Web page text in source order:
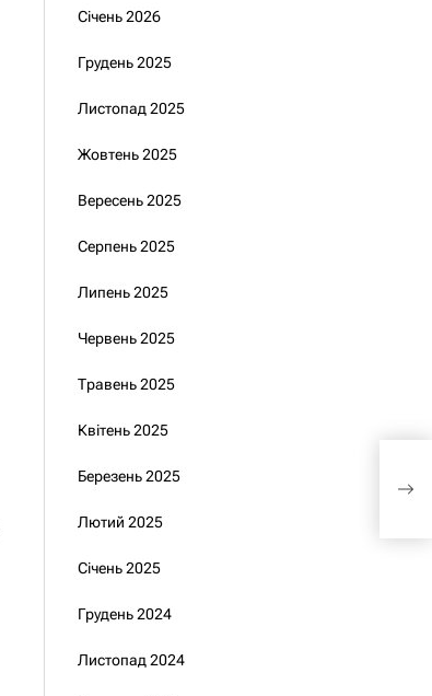
Січень 2026
Грудень 2025
Листопад 2025
Жовтень 2025
Вересень 2025
Серпень 2025
Липень 2025
Червень 2025
Травень 2025
Квітень 2025
Березень 2025
Лютий 2025
Січень 2025
Грудень 2024
Листопад 2024